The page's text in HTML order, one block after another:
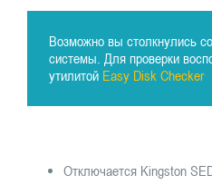
Возможно вы столкнулись
системы. Для проверки
утилитой Easy Disk Checker
Отключается Kingston